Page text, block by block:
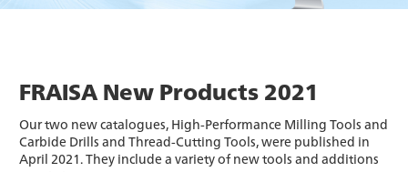
FRAISA New Products 2021
Our two new catalogues, High-Performance Milling Tools and
Carbide Drills and Thread-Cutting Tools, were published in
April 2021. They include a variety of new tools and additions